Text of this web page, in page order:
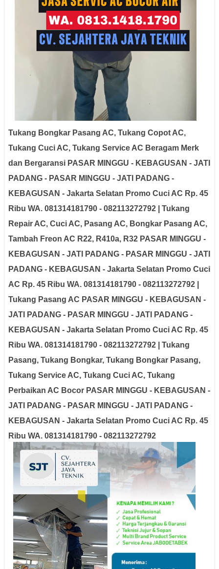
Tukang Bongkar Pasang AC, Tukang Copot AC,
Tukang Cuci AC, Tukang Service AC Beragam Merk
dan Bergaransi PASAR MINGGU - KEBAGUSAN - JATI
PADANG - PASAR MINGGU - JATI PADANG -
KEBAGUSAN - Jakarta Selatan Promo Cuci AC Rp. 45
Ribu WA. 081314181790 - 082113272792 | Tukang
Repair AC, Cuci AC, Pasang AC, Bongkar Pasang AC,
Tambah Freon AC R22, R410a, R32 PASAR MINGGU -
KEBAGUSAN - JATI PADANG - PASAR MINGGU - JATI
PADANG - KEBAGUSAN - Jakarta Selatan Promo Cuci
AC Rp. 45 Ribu WA. 081314181790 - 082113272792 |
Tukang Pasang AC PASAR MINGGU - KEBAGUSAN -
JATI PADANG - PASAR MINGGU - JATI PADANG -
KEBAGUSAN - Jakarta Selatan Promo Cuci AC Rp. 45
Ribu WA. 081314181790 - 082113272792 | Tukang
Pasang, Tukang Bongkar, Tukang Bongkar Pasang,
Tukang Service AC, Tukang Cuci AC, Tukang
Perbaikan AC Bocor PASAR MINGGU - KEBAGUSAN -
JATI PADANG - PASAR MINGGU - JATI PADANG -
KEBAGUSAN - Jakarta Selatan Promo Cuci AC Rp. 45
Ribu WA. 081314181790 - 082113272792